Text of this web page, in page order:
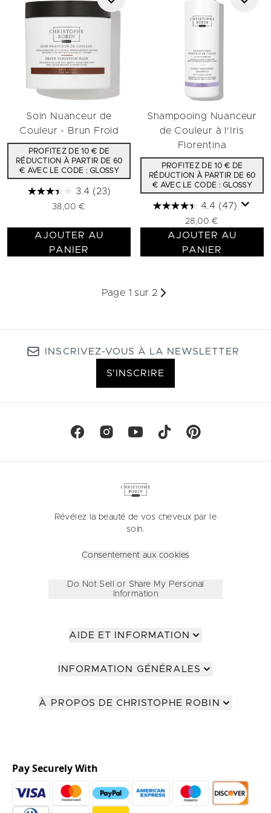
Soin Nuanceur de
Couleur - Brun Froid
PROFITEZ DE 10 € DE
RÉDUCTION À PARTIR DE 60
€ AVEC LE CODE : GLOSSY
3.4 (23)
38,00 €
AJOUTER AU
PANIER
Shampooing Nuanceur
de Couleur à l'Iris
Florentina
PROFITEZ DE 10 € DE
RÉDUCTION À PARTIR DE 60
€ AVEC LE CODE : GLOSSY
4.4 (47)
28,00 €
AJOUTER AU
PANIER
Page 1 sur 2
INSCRIVEZ-VOUS À LA NEWSLETTER
S'INSCRIRE
Révélez la beauté de vos cheveux par le
soin.
Consentement aux cookies
Do Not Sell or Share My Personal
Information
AIDE ET INFORMATION
INFORMATION GÉNÉRALES
À PROPOS DE CHRISTOPHE ROBIN
Pay Securely With